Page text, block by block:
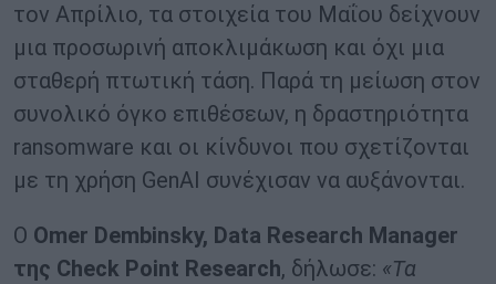
τον Απρίλιο, τα στοιχεία του Μαΐου δείχνουν
μια προσωρινή αποκλιμάκωση και όχι μια
σταθερή πτωτική τάση. Παρά τη μείωση στον
συνολικό όγκο επιθέσεων, η δραστηριότητα
ransomware και οι κίνδυνοι που σχετίζονται
με τη χρήση GenAI συνέχισαν να αυξάνονται.
Ο Omer Dembinsky, Data Research Manager
της Check Point Research, δήλωσε: «Τα